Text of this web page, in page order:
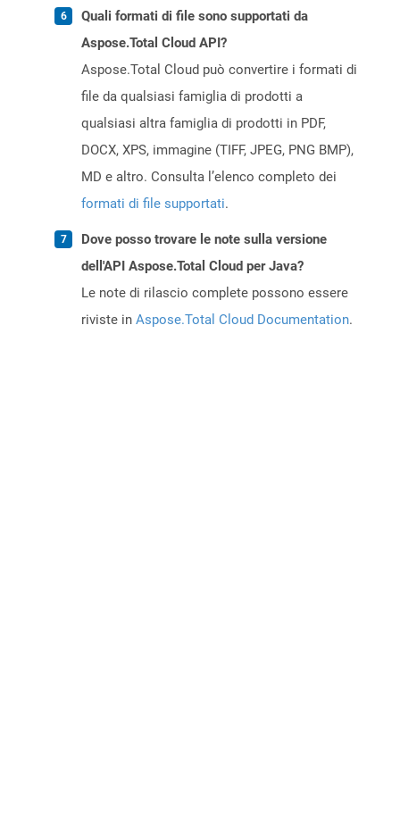
Quali formati di file sono supportati da
Aspose.Total Cloud API?
Aspose.Total Cloud può convertire i formati di
file da qualsiasi famiglia di prodotti a
qualsiasi altra famiglia di prodotti in PDF,
DOCX, XPS, immagine (TIFF, JPEG, PNG BMP),
MD e altro. Consulta l’elenco completo dei
formati di file supportati.
Dove posso trovare le note sulla versione
dell'API Aspose.Total Cloud per Java?
Le note di rilascio complete possono essere
riviste in Aspose.Total Cloud Documentation.